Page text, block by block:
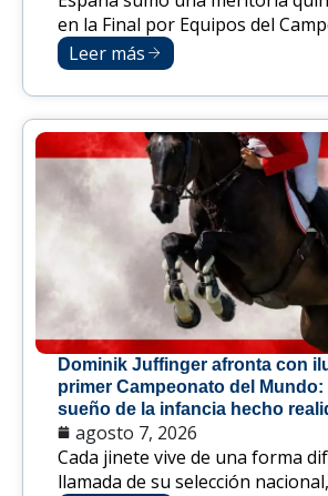
en la Final por Equipos del
Leer más
Dominik Juffinger afronta con
primer Campeonato del Mundo:
sueño de la infancia hecho
agosto 7, 2026
Cada jinete vive de una forma
llamada de su selección